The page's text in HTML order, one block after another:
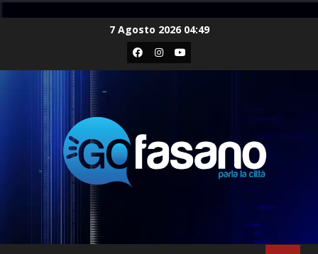
7 Agosto 2026 04:49
Facebook
Instagram
Youtube